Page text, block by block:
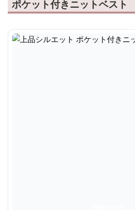
ポケット付きニットベスト